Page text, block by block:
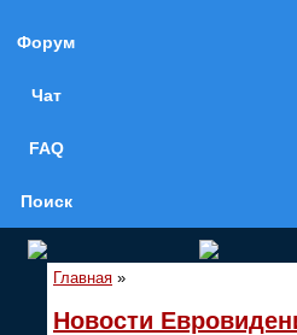
Форум
Чат
FAQ
Поиск
Главная »
Новости